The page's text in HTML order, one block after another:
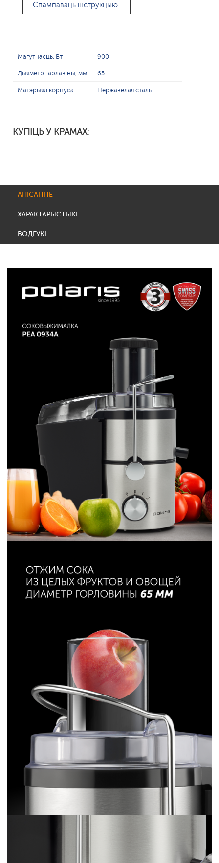
Спампаваць інструкцыю
Магутнасць, Вт 900
Дыяметр гарлавіны, мм 65
Матэрыял корпуса Нержавелая сталь
КУПІЦЬ У КРАМАХ:
АПІСАННЕ
ХАРАКТАРЫСТЫКІ
ВОДГУКІ